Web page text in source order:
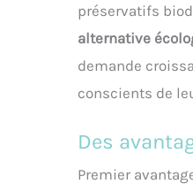
préservatifs
alternative
demande
conscients de
Des
Premier